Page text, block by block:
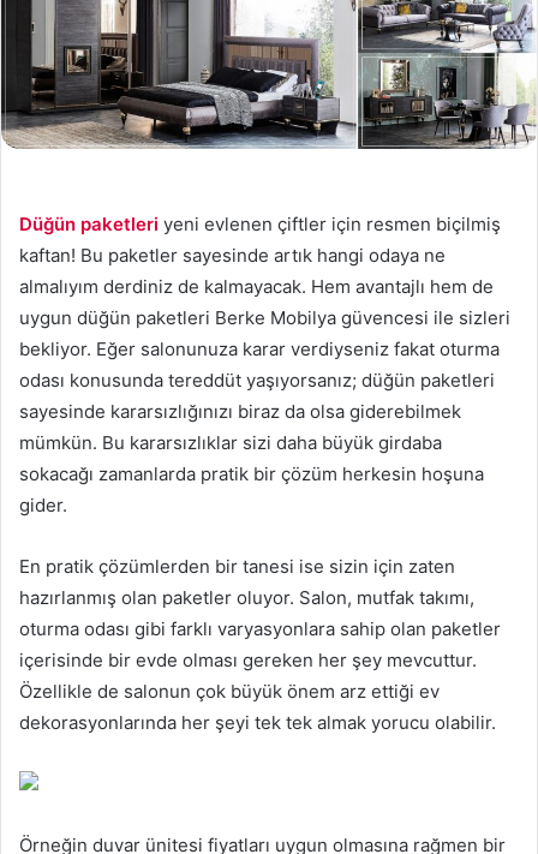
Düğün paketleri yeni evlenen çiftler için resmen biçilmiş
kaftan! Bu paketler sayesinde artık hangi odaya ne
almalıyım derdiniz de kalmayacak. Hem avantajlı hem de
uygun düğün paketleri Berke Mobilya güvencesi ile sizleri
bekliyor. Eğer salonunuza karar verdiyseniz fakat oturma
odası konusunda tereddüt yaşıyorsanız; düğün paketleri
sayesinde kararsızlığınızı biraz da olsa giderebilmek
mümkün. Bu kararsızlıklar sizi daha büyük girdaba
sokacağı zamanlarda pratik bir çözüm herkesin hoşuna
gider.
En pratik çözümlerden bir tanesi ise sizin için zaten
hazırlanmış olan paketler oluyor. Salon, mutfak takımı,
oturma odası gibi farklı varyasyonlara sahip olan paketler
içerisinde bir evde olması gereken her şey mevcuttur.
Özellikle de salonun çok büyük önem arz ettiği ev
dekorasyonlarında her şeyi tek tek almak yorucu olabilir.
Örneğin duvar ünitesi fiyatları uygun olmasına rağmen bir